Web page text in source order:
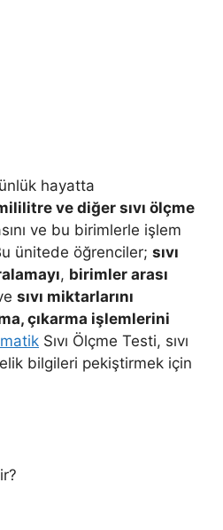
hayatta
ve diğer sıvı ölçme
ve bu birimlerle işlem
ünitede öğrenciler; sıvı
, birimler arası
sıvı miktarlarını
çıkarma işlemlerini
Sıvı Ölçme Testi, sıvı
bilgileri pekiştirmek için